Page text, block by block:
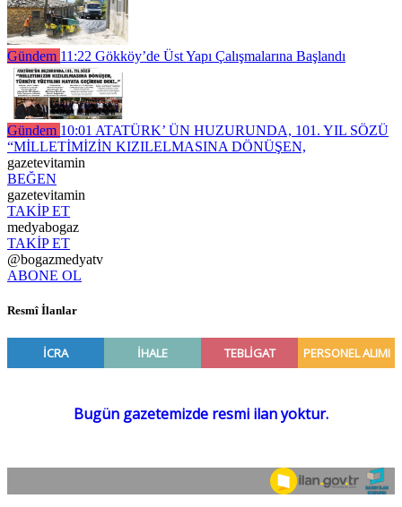
Gündem 11:22 Gökköy’de Üst Yapı Çalışmalarına Başlandı
Gündem 10:01 ATATÜRK’ ÜN HUZURUNDA, 101. YIL SÖZÜ
“MİLLETİMİZİN KIZILELMASINA DÖNÜŞEN,
gazetevitamin
BEĞEN
gazetevitamin
TAKİP ET
medyabogaz
TAKİP ET
@bogazmedyatv
ABONE OL
Resmî İlanlar